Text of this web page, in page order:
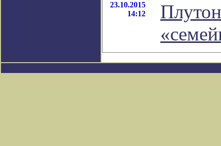
23.10.2015
14:12